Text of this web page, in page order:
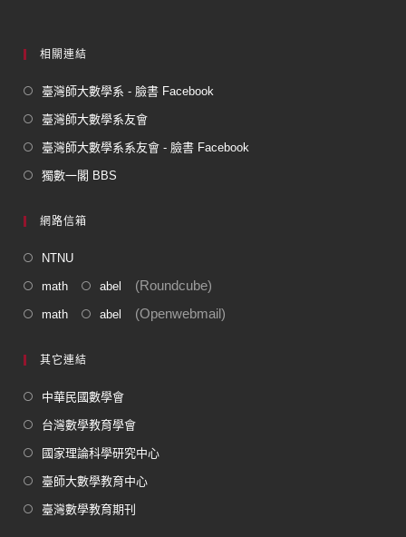
相關連結
臺灣師大數學系 - 臉書 Facebook
臺灣師大數學系友會
臺灣師大數學系系友會 - 臉書 Facebook
獨數一閣 BBS
網路信箱
NTNU
math abel (Roundcube)
math abel (Openwebmail)
其它連結
中華民國數學會
台灣數學教育學會
國家理論科學研究中心
臺師大數學教育中心
臺灣數學教育期刊